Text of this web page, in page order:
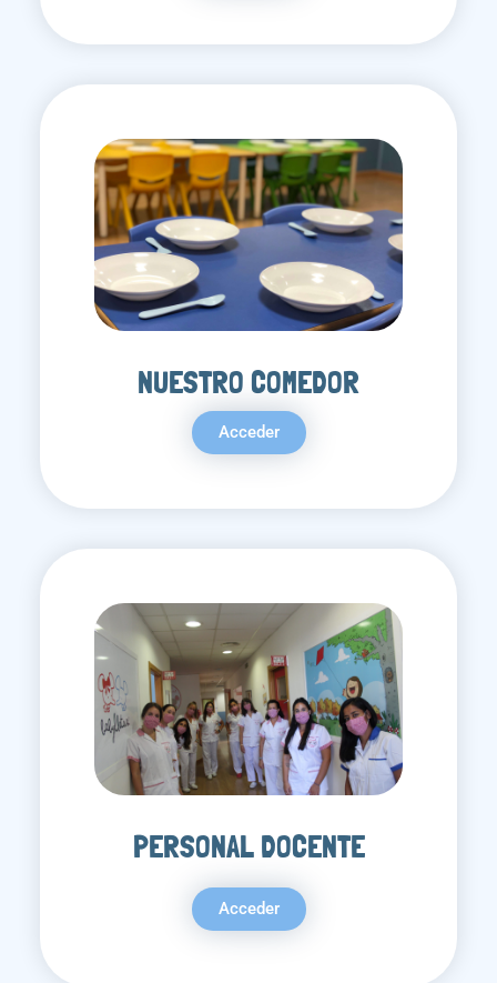
NUESTRO COMEDOR
Acceder
PERSONAL DOCENTE
Acceder